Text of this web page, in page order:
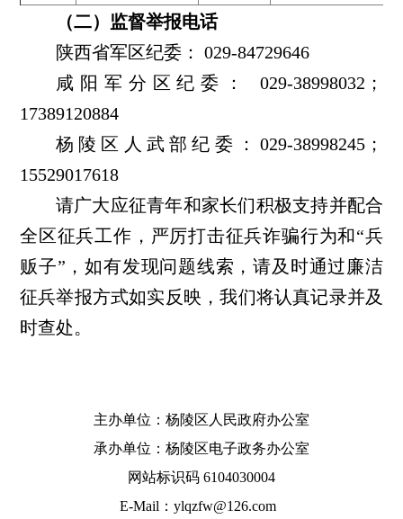
（二）监督举报电话
陕西省军区纪委： 029-84729646
咸阳军分区纪委： 029-38998032；
17389120884
杨陵区人武部纪委：029-38998245；
15529017618
请广大应征青年和家长们积极支持并配合
全区征兵工作，严厉打击征兵诈骗行为和“兵
贩子”，如有发现问题线索，请及时通过廉洁
征兵举报方式如实反映，我们将认真记录并及
时查处。
主办单位：杨陵区人民政府办公室
承办单位：杨陵区电子政务办公室
网站标识码 6104030004
E-Mail：ylqzfw@126.com